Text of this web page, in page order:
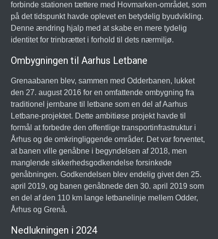
forbinde stationen tættere med Hovmarken-området, som
på det tidspunkt havde oplevet en betydelig byudvikling.
Denne ændring hjalp med at skabe en mere tydelig
identitet for trinbrættet i forhold til dets nærmiljø.
Ombygningen til Aarhus Letbane
Grenaabanen blev, sammen med Odderbanen, lukket
den 27. august 2016 for en omfattende ombygning fra
traditionel jernbane til letbane som en del af Aarhus
Letbane-projektet. Dette ambitiøse projekt havde til
formål at forbedre den offentlige transportinfrastruktur i
Århus og de omkringliggende områder. Det var forventet,
at banen ville genåbne i begyndelsen af 2018, men
manglende sikkerhedsgodkendelse forsinkede
genåbningen. Godkendelsen blev endelig givet den 25.
april 2019, og banen genåbnede den 30. april 2019 som
en del af den 110 km lange letbanelinje mellem Odder,
Århus og Grenå.
Nedlukningen i 2024